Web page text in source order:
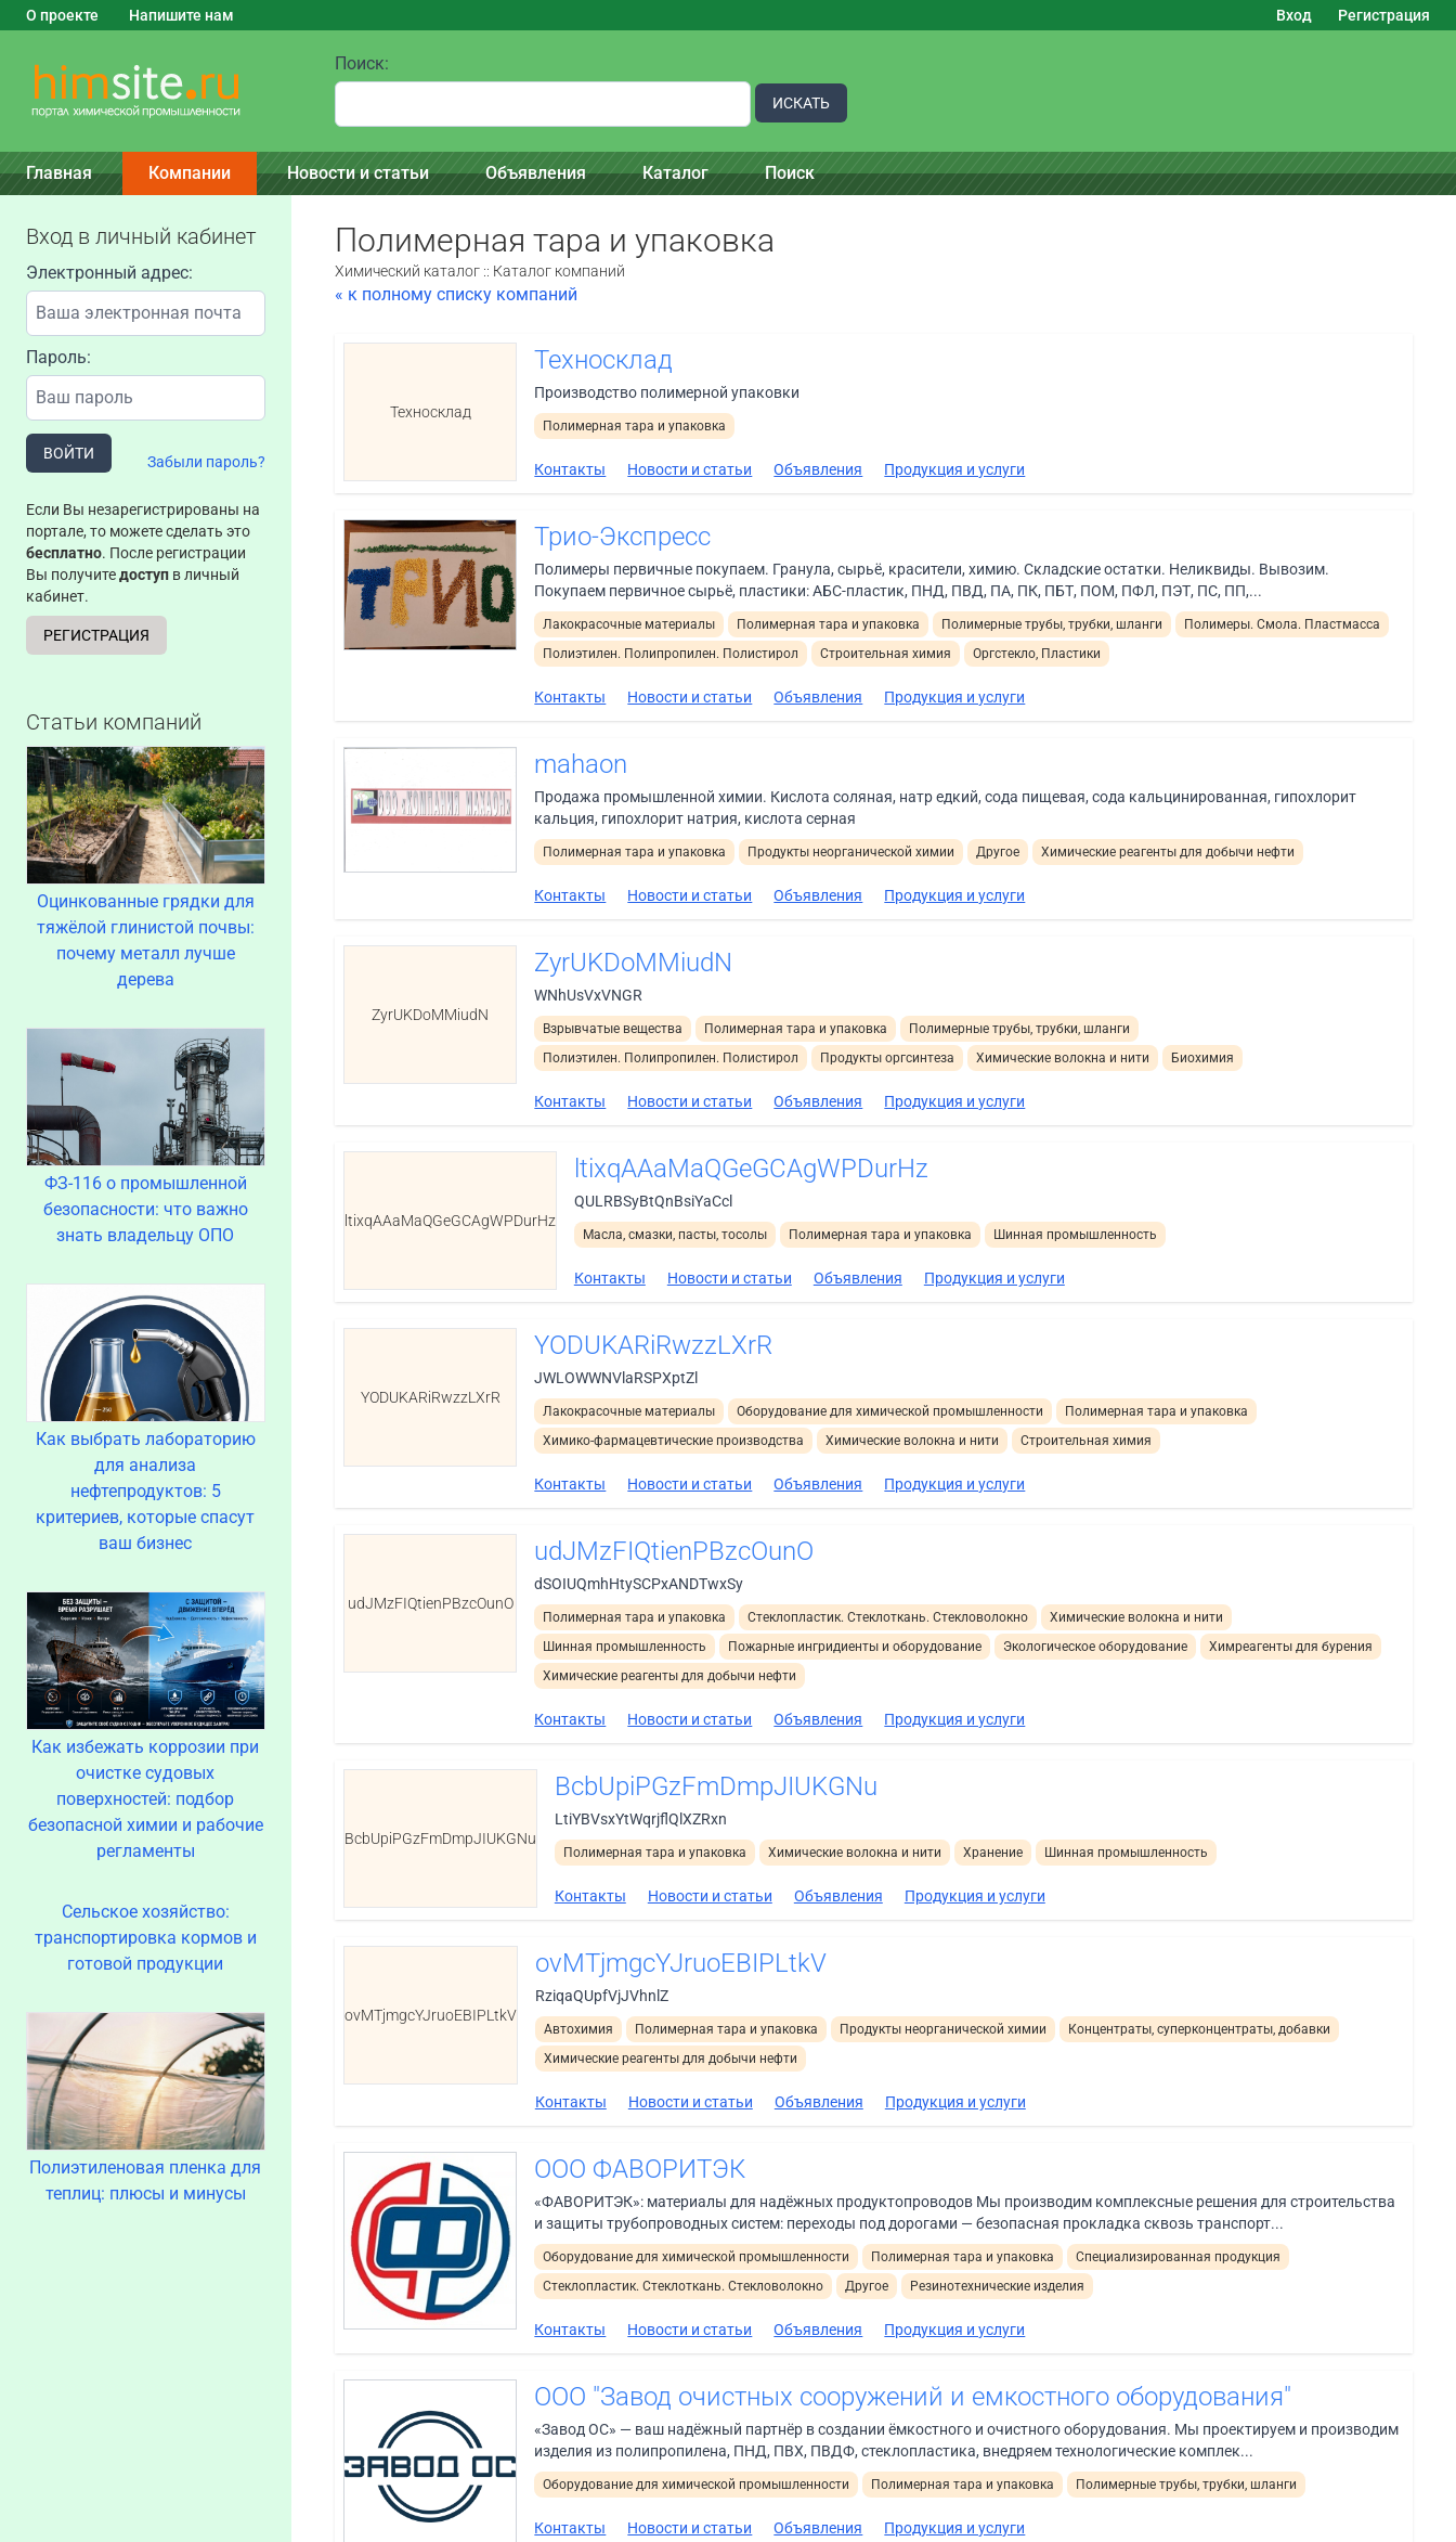
О проекте Напишите нам Вход Регистрация
Поиск:
ИСКАТЬ
Главная Компании Новости и статьи Объявления Каталог Поиск
Вход в личный кабинет
Электронный адрес:
Пароль:
ВОЙТИ Забыли пароль?
Если Вы незарегистрированы на
портале, то можете сделать это
бесплатно. После регистрации
Вы получитедоступ в личный
кабинет.
РЕГИСТРАЦИЯ
Статьи компаний
Оцинкованные грядки для
тяжёлой глинистой почвы:
почему металл лучше
дерева
ФЗ-116 о промышленной
безопасности: что важно
знать владельцу ОПО
Как выбрать лабораторию
для анализа
нефтепродуктов: 5
критериев, которые спасут
ваш бизнес
Как избежать коррозии при
очистке судовых
поверхностей: подбор
безопасной химии и рабочие
регламенты
Сельское хозяйство:
транспортировка кормов и
готовой продукции
Полиэтиленовая пленка для
теплиц: плюсы и минусы
Полимерная тара и упаковка
Химический каталог :: Каталог компаний
« к полному списку компаний
Техносклад
Техносклад
Производство полимерной упаковки
Полимерная тара и упаковка
Контакты Новости и статьи Объявления Продукция и услуги
Трио-Экспресс
Полимеры первичные покупаем. Гранула, сырьё, красители, химию. Складские остатки. Неликвиды. Вывозим.
Покупаем первичное сырьё, пластики: АБС-пластик, ПНД, ПВД, ПА, ПК, ПБТ, ПОМ, ПФЛ, ПЭТ, ПС, ПП,...
Лакокрасочные материалы Полимерная тара и упаковка Полимерные трубы, трубки, шланги
Полимеры. Смола. Пластмасса
Полиэтилен. Полипропилен. Полистирол
Строительная химия Оргстекло, Пластики
Контакты Новости и статьи Объявления Продукция и услуги
mahaon
Продажа промышленной химии. Кислота соляная, натр едкий, сода пищевая, сода кальцинированная, гипохлорит
кальция, гипохлорит натрия, кислота серная
Полимерная тара и упаковка Продукты неорганической химии Другое Химические реагенты для добычи нефти
Контакты Новости и статьи Объявления Продукция и услуги
ZyrUKDoMMiudN
ZyrUKDoMMiudN
WNhUsVxVNGR
Взрывчатые вещества Полимерная тара и упаковка
Полимерные трубы, трубки, шланги
Полиэтилен. Полипропилен. Полистирол
Продукты оргсинтеза Химические волокна и нити Биохимия
Контакты Новости и статьи Объявления Продукция и услуги
ltixqAAaMaQGeGCAgWPDurHz
ltixqAAaMaQGeGCAgWPDurHz
QULRBSyBtQnBsiYaCcl
Масла, смазки, пасты, тосолы Полимерная тара и упаковка Шинная промышленность
Контакты Новости и статьи Объявления Продукция и услуги
YODUKARiRwzzLXrR
YODUKARiRwzzLXrR
JWLOWWNVlaRSPXptZl
Лакокрасочные материалы Оборудование для химической промышленности
Полимерная тара и упаковка
Химико-фармацевтические производства
Химические волокна и нити Строительная химия
Контакты Новости и статьи Объявления Продукция и услуги
udJMzFIQtienPBzcOunO
udJMzFIQtienPBzcOunO
dSOIUQmhHtySCPxANDTwxSy
Полимерная тара и упаковка Стеклопластик. Стеклоткань. Стекловолокно
Химические волокна и нити
Шинная промышленность
Пожарные ингридиенты и оборудование Экологическое оборудование
Химреагенты для бурения
Химические реагенты для добычи нефти
Контакты Новости и статьи Объявления Продукция и услуги
BcbUpiPGzFmDmpJIUKGNu
BcbUpiPGzFmDmpJIUKGNu
LtiYBVsxYtWqrjflQlXZRxn
Полимерная тара и упаковка Химические волокна и нити Хранение Шинная промышленность
Контакты Новости и статьи Объявления Продукция и услуги
ovMTjmgcYJruoEBIPLtkV
ovMTjmgcYJruoEBIPLtkV
RziqaQUpfVjJVhnlZ
Автохимия Полимерная тара и упаковка Продукты неорганической химии
Концентраты, суперконцентраты, добавки
Химические реагенты для добычи нефти
Контакты Новости и статьи Объявления Продукция и услуги
ООО ФАВОРИТЭК
«ФАВОРИТЭК»: материалы для надёжных продуктопроводов Мы производим комплексные решения для строительства
и защиты трубопроводных систем: переходы под дорогами — безопасная прокладка сквозь транспорт...
Оборудование для химической промышленности Полимерная тара и упаковка
Специализированная продукция
Стеклопластик. Стеклоткань. Стекловолокно
Другое Резинотехнические изделия
Контакты Новости и статьи Объявления Продукция и услуги
ООО "Завод очистных сооружений и емкостного оборудования"
«Завод ОС» — ваш надёжный партнёр в создании ёмкостного и очистного оборудования. Мы проектируем и производим
изделия из полипропилена, ПНД, ПВХ, ПВДФ, стеклопластика, внедряем технологические комплек...
Оборудование для химической промышленности Полимерная тара и упаковка Полимерные трубы, трубки, шланги
Контакты Новости и статьи Объявления Продукция и услуги